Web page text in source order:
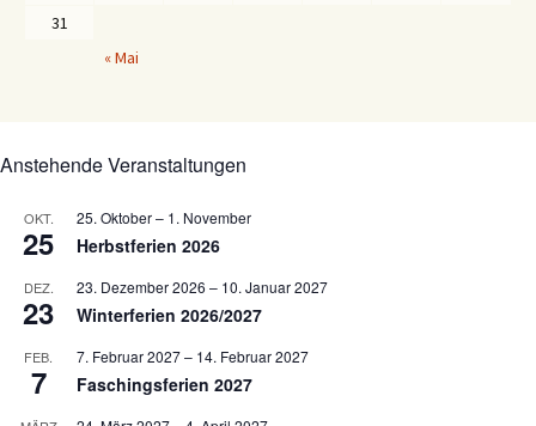
31
« Mai
Anstehende Veranstaltungen
OKT.
25
25. Oktober– 1. November
Herbstferien 2026
DEZ.
23
23. Dezember 2026 – 10. Januar 2027
Winterferien 2026/2027
FEB.
7
7. Februar 2027– 14. Februar 2027
Faschingsferien 2027